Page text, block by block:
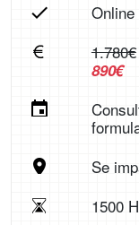
Online
1.780€
890€
Se
1500